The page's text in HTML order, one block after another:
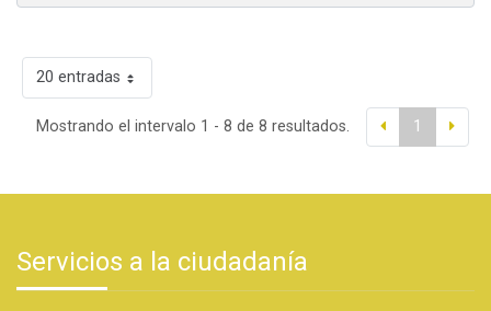
20 entradas
Mostrando el intervalo 1 - 8 de 8 resultados. 1
Servicios a la ciudadanía